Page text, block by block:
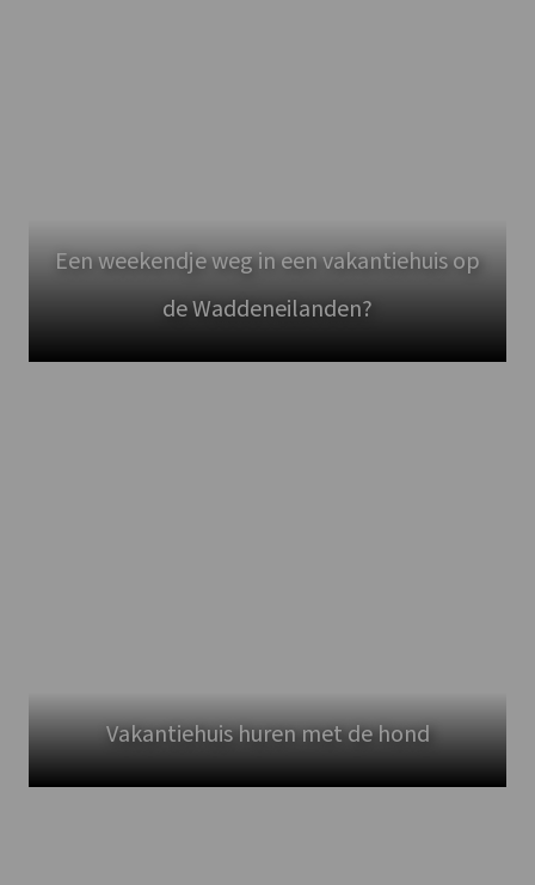
Een weekendje weg in een vakantiehuis op
de Waddeneilanden?
Vakantiehuis huren met de hond